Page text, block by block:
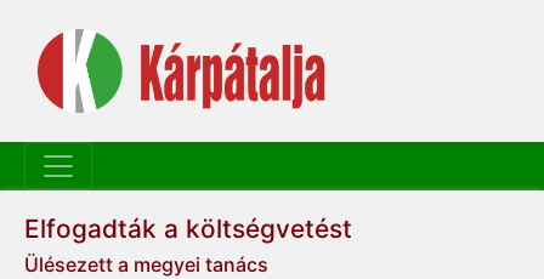
Elfogadták a költségvetést
Ülésezett a megyei tanács